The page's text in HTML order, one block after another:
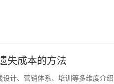
失成本的方法
计、营销体系、培训等多维度介绍